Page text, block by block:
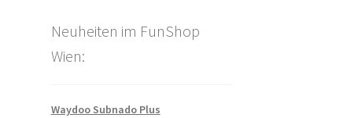
Neuheiten im FunShop
Wien:
Waydoo Subnado Plus